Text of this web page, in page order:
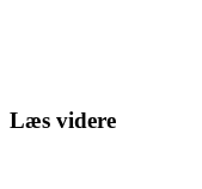
Læs videre